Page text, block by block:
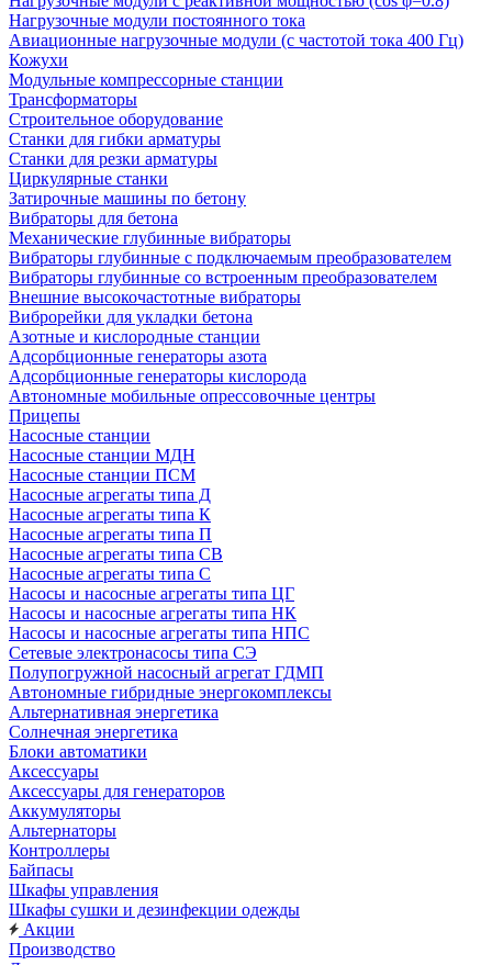
Нагрузочные модули постоянного тока
Авиационные нагрузочные модули (с частотой тока 400 Гц)
Кожухи
Модульные компрессорные станции
Трансформаторы
Строительное оборудование
Станки для гибки арматуры
Станки для резки арматуры
Циркулярные станки
Затирочные машины по бетону
Вибраторы для бетона
Механические глубинные вибраторы
Вибраторы глубинные с подключаемым преобразователем
Вибраторы глубинные со встроенным преобразователем
Внешние высокочастотные вибраторы
Виброрейки для укладки бетона
Азотные и кислородные станции
Адсорбционные генераторы азота
Адсорбционные генераторы кислорода
Автономные мобильные опрессовочные центры
Прицепы
Насосные станции
Насосные станции МДН
Насосные станции ПСМ
Насосные агрегаты типа Д
Насосные агрегаты типа К
Насосные агрегаты типа П
Насосные агрегаты типа СВ
Насосные агрегаты типа С
Насосы и насосные агрегаты типа ЦГ
Насосы и насосные агрегаты типа НК
Насосы и насосные агрегаты типа НПС
Сетевые электронасосы типа СЭ
Полупогружной насосный агрегат ГДМП
Автономные гибридные энергокомплексы
Альтернативная энергетика
Солнечная энергетика
Блоки автоматики
Аксессуары
Аксессуары для генераторов
Аккумуляторы
Альтернаторы
Контроллеры
Байпасы
Шкафы управления
Шкафы сушки и дезинфекции одежды
Акции
Производство